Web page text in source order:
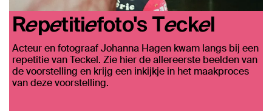
Repetitiefoto's Teckel
Acteur en fotograaf Johanna Hagen kwam langs bij een
repetitie van Teckel. Zie hier de allereerste beelden van
de voorstelling en krijg een inkijkje in het maakproces
van deze voorstelling.